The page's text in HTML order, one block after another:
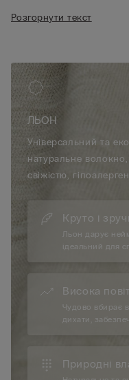
• Вільний силует
Розгорнути текст
ЛЬОН
Універсальний та
натуральне
свіжістю,
Круто і
Льон дарує
ідеальний для
Висока
Чудово вбирає
дихати,
Природні